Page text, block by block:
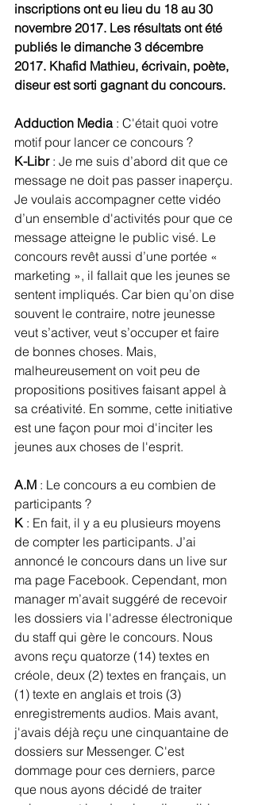
inscriptions ont eu lieu du 18 au 30
novembre 2017. Les résultats ont été
publiés le dimanche 3 décembre
2017. Khafid Mathieu, écrivain, poète,
diseur est sorti gagnant du concours.
Adduction Media : C'était quoi votre
motif pour lancer ce concours ?
K-Libr : Je me suis d’abord dit que ce
message ne doit pas passer inaperçu.
Je voulais accompagner cette vidéo
d’un ensemble d'activités pour que ce
message atteigne le public visé. Le
concours revêt aussi d’une portée «
marketing », il fallait que les jeunes se
sentent impliqués. Car bien qu’on dise
souvent le contraire, notre jeunesse
veut s’activer, veut s’occuper et faire
de bonnes choses. Mais,
malheureusement on voit peu de
propositions positives faisant appel à
sa créativité. En somme, cette initiative
est une façon pour moi d'inciter les
jeunes aux choses de l'esprit.
A.M : Le concours a eu combien de
participants ?
K : En fait, il y a eu plusieurs moyens
de compter les participants. J’ai
annoncé le concours dans un live sur
ma page Facebook. Cependant, mon
manager m’avait suggéré de recevoir
les dossiers via l'adresse électronique
du staff qui gère le concours. Nous
avons reçu quatorze (14) textes en
créole, deux (2) textes en français, un
(1) texte en anglais et trois (3)
enregistrements audios. Mais avant,
j'avais déjà reçu une cinquantaine de
dossiers sur Messenger. C'est
dommage pour ces derniers, parce
que nous ayons décidé de traiter